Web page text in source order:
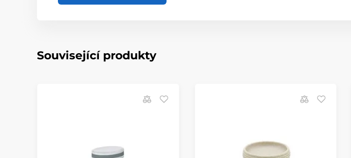
Související produkty